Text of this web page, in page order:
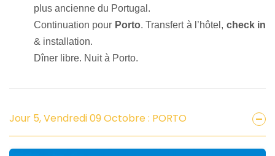
plus ancienne du Portugal.
Continuation pour Porto. Transfert à l’hôtel, check in
& installation.
Dîner libre. Nuit à Porto.
Jour 5, Vendredi 09 Octobre : PORTO